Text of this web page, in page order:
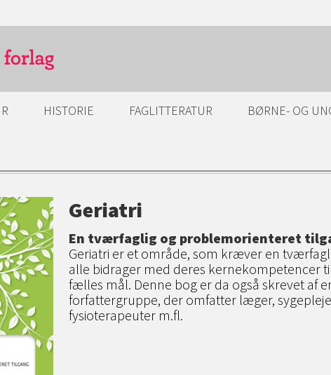
HISTORIE FAGLITTERATUR BØRNE- OG
Geriatri
En tværfaglig og problemorienteret
Geriatri er et område, som kræver en
alle bidrager med deres kernekompetencer
fælles mål. Denne bog er da også skrevet af
forfattergruppe, der omfatter læger,
fysioterapeuter m.fl.